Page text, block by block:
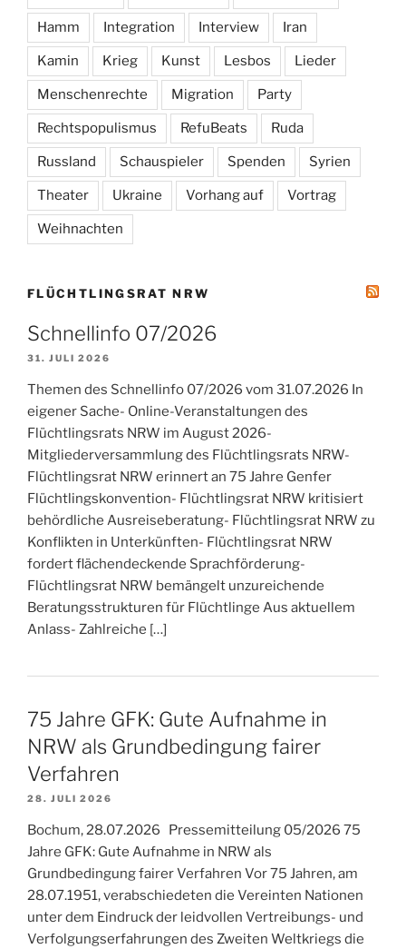
Hamm Integration Interview Iran
Kamin Krieg Kunst Lesbos Lieder
Menschenrechte Migration Party
Rechtspopulismus RefuBeats Ruda
Russland Schauspieler Spenden Syrien
Theater Ukraine Vorhang auf Vortrag
Weihnachten
FLÜCHTLINGSRAT NRW
Schnellinfo 07/2026
31. JULI 2026
Themen des Schnellinfo 07/2026 vom 31.07.2026 In
eigener Sache- Online-Veranstaltungen des
Flüchtlingsrats NRW im August 2026-
Mitgliederversammlung des Flüchtlingsrats NRW-
Flüchtlingsrat NRW erinnert an 75 Jahre Genfer
Flüchtlingskonvention- Flüchtlingsrat NRW kritisiert
behördliche Ausreiseberatung- Flüchtlingsrat NRW zu
Konflikten in Unterkünften- Flüchtlingsrat NRW
fordert flächendeckende Sprachförderung-
Flüchtlingsrat NRW bemängelt unzureichende
Beratungsstrukturen für Flüchtlinge Aus aktuellem
Anlass- Zahlreiche […]
75 Jahre GFK: Gute Aufnahme in
NRW als Grundbedingung fairer
Verfahren
28. JULI 2026
Bochum, 28.07.2026 Pressemitteilung 05/2026 75
Jahre GFK: Gute Aufnahme in NRW als
Grundbedingung fairer Verfahren Vor 75 Jahren, am
28.07.1951, verabschiedeten die Vereinten Nationen
unter dem Eindruck der leidvollen Vertreibungs- und
Verfolgungserfahrungen des Zweiten Weltkriegs die